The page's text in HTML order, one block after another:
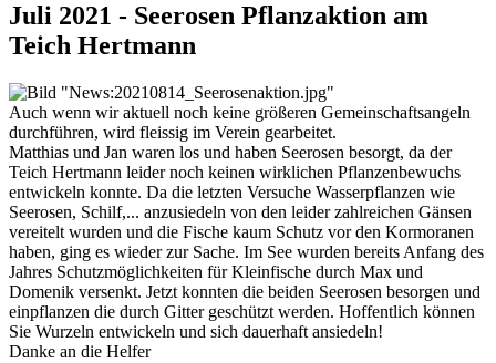
Juli 2021 - Seerosen Pflanzaktion am
Teich Hertmann
Auch wenn wir aktuell noch keine größeren Gemeinschaftsangeln
durchführen, wird fleissig im Verein gearbeitet.
Matthias und Jan waren los und haben Seerosen besorgt, da der
Teich Hertmann leider noch keinen wirklichen Pflanzenbewuchs
entwickeln konnte. Da die letzten Versuche Wasserpflanzen wie
Seerosen, Schilf,... anzusiedeln von den leider zahlreichen Gänsen
vereitelt wurden und die Fische kaum Schutz vor den Kormoranen
haben, ging es wieder zur Sache. Im See wurden bereits Anfang des
Jahres Schutzmöglichkeiten für Kleinfische durch Max und
Domenik versenkt. Jetzt konnten die beiden Seerosen besorgen und
einpflanzen die durch Gitter geschützt werden. Hoffentlich können
Sie Wurzeln entwickeln und sich dauerhaft ansiedeln!
Danke an die Helfer